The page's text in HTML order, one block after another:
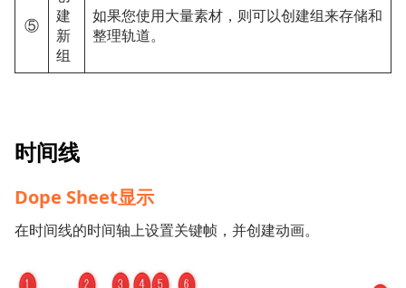
⑤
建
新
组
如果您使用大量素材，则可以创建组来存储和
整理轨道。
时间线
Dope Sheet显示
在时间线的时间轴上设置关键帧，并创建动画。